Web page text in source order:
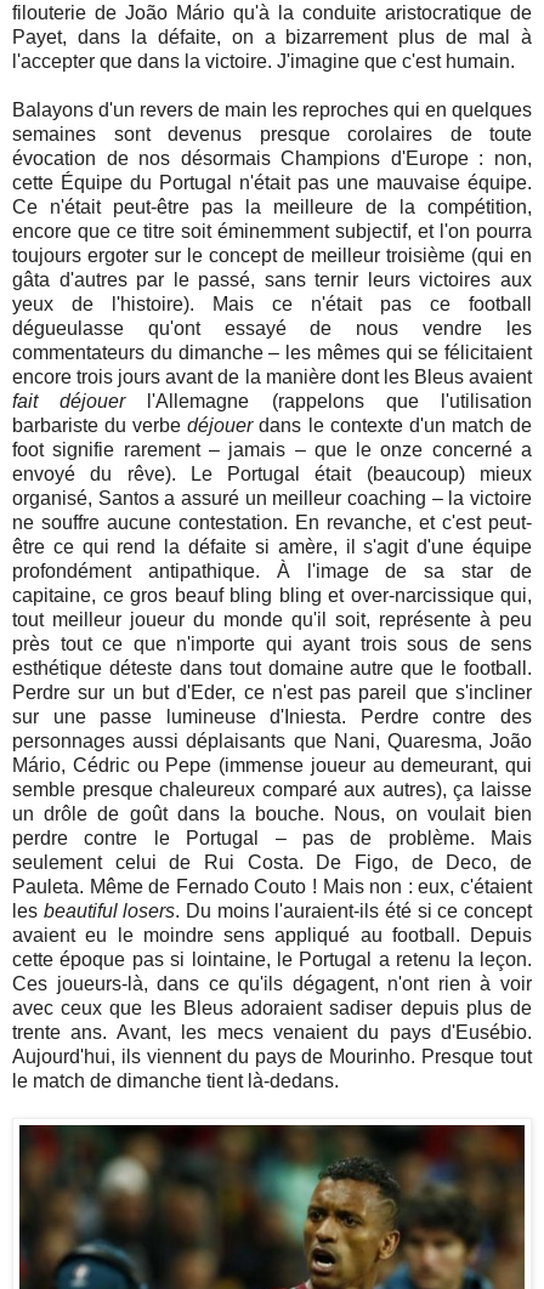
filouterie de João Mário qu'à la conduite aristocratique de
Payet, dans la défaite, on a bizarrement plus de mal à
l'accepter que dans la victoire. J'imagine que c'est humain.
Balayons d'un revers de main les reproches qui en quelques
semaines sont devenus presque corolaires de toute
évocation de nos désormais Champions d'Europe : non,
cette Équipe du Portugal n'était pas une mauvaise équipe.
Ce n'était peut-être pas la meilleure de la compétition,
encore que ce titre soit éminemment subjectif, et l'on pourra
toujours ergoter sur le concept de meilleur troisième (qui en
gâta d'autres par le passé, sans ternir leurs victoires aux
yeux de l'histoire). Mais ce n'était pas ce football
dégueulasse qu'ont essayé de nous vendre les
commentateurs du dimanche – les mêmes qui se félicitaient
encore trois jours avant de la manière dont les Bleus avaient
fait déjouerl'Allemagne (rappelons que l'utilisation
barbariste du verbedéjouerdans le contexte d'un match de
foot signifie rarement – jamais – que le onze concerné a
envoyé du rêve). Le Portugal était (beaucoup) mieux
organisé, Santos a assuré un meilleur coaching – la victoire
ne souffre aucune contestation. En revanche, et c'est peut-
être ce qui rend la défaite si amère, il s'agit d'une équipe
profondément antipathique. À l'image de sa star de
capitaine, ce gros beauf bling bling et over-narcissique qui,
tout meilleur joueur du monde qu'il soit, représente à peu
près tout ce que n'importe qui ayant trois sous de sens
esthétique déteste dans tout domaine autre que le football.
Perdre sur un but d'Eder, ce n'est pas pareil que s'incliner
sur une passe lumineuse d'Iniesta. Perdre contre des
personnages aussi déplaisants que Nani, Quaresma, João
Mário, Cédric ou Pepe (immense joueur au demeurant, qui
semble presque chaleureux comparé aux autres), ça laisse
un drôle de goût dans la bouche. Nous, on voulait bien
perdre contre le Portugal – pas de problème. Mais
seulement celui de Rui Costa. De Figo, de Deco, de
Pauleta. Même de Fernado Couto ! Mais non : eux, c'étaient
les beautiful losers. Du moins l'auraient-ils été si ce concept
avaient eu le moindre sens appliqué au football. Depuis
cette époque pas si lointaine, le Portugal a retenu la leçon.
Ces joueurs-là, dans ce qu'ils dégagent, n'ont rien à voir
avec ceux que les Bleus adoraient sadiser depuis plus de
trente ans. Avant, les mecs venaient du pays d'Eusébio.
Aujourd'hui, ils viennent du pays de Mourinho. Presque tout
le match de dimanche tient là-dedans.